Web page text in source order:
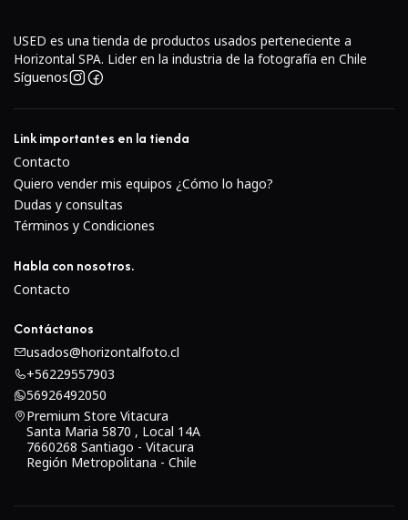
USED es una tienda de productos usados perteneciente a
Horizontal SPA. Lider en la industria de la fotografía en Chile
Síguenos
Link importantes en la tienda
Contacto
Quiero vender mis equipos ¿Cómo lo hago?
Dudas y consultas
Términos y Condiciones
Habla con nosotros.
Contacto
Contáctanos
usados@horizontalfoto.cl
+56229557903
56926492050
Premium Store Vitacura
Santa Maria 5870 , Local 14A
7660268 Santiago - Vitacura
Región Metropolitana - Chile